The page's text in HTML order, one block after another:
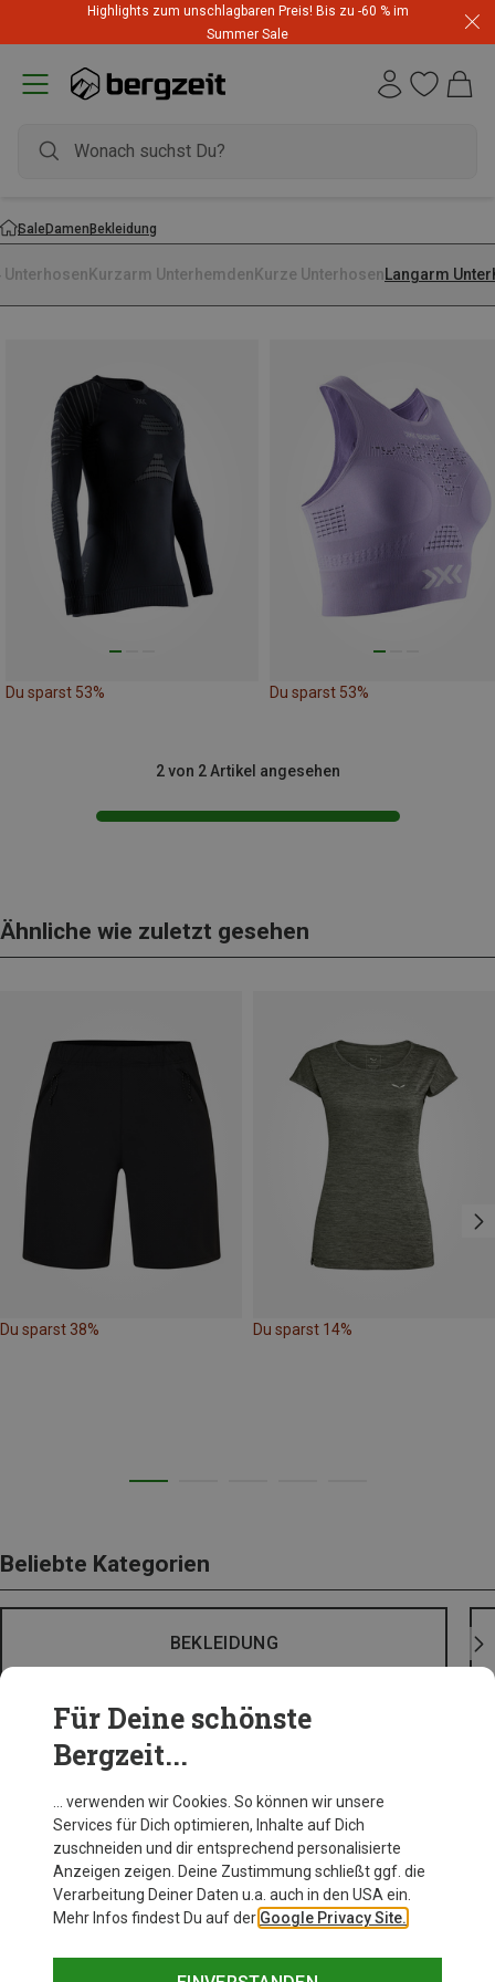
Highlights zum unschlagbaren Preis! Bis zu -60 % im
Summer Sale
SaleDamenBekleidung
Unterhosen Kurzarm Unterhemden Kurze UnterhosenLangarm
Du sparst 53% Du sparst 53%
2 von 2 Artikel angesehen
Ähnliche wie zuletzt gesehen
Du sparst 38% Du sparst 14%
Beliebte Kategorien
BEKLEIDUNG
Für Deine schönste
Bergzeit...
… verwenden wir Cookies. So können wir unsere
Services für Dich optimieren, Inhalte auf Dich
zuschneiden und dir entsprechend personalisierte
Anzeigen zeigen. Deine Zustimmung schließt ggf. die
Verarbeitung Deiner Daten u.a. auch in den USA ein.
Mehr Infos findest Du auf der Google Privacy Site.